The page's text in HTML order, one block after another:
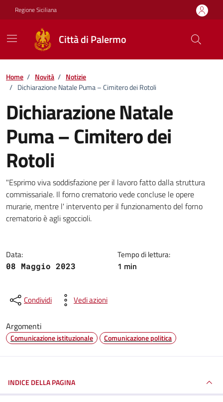
Vai ai contenuti
Vai al footer
Regione Siciliana
Città di Palermo
Home / Novità / Notizie
/ Dichiarazione Natale Puma – Cimitero dei Rotoli
Dichiarazione Natale
Puma – Cimitero dei
Rotoli
Dettagli della notizia
"Esprimo viva soddisfazione per il lavoro fatto dalla struttura
commissariale. Il forno crematorio vede concluse le opere
murarie, mentre l' intervento per il funzionamento del forno
crematorio è agli sgoccioli.
Data:
08 Maggio 2023
Tempo di lettura:
1 min
Condividi Vedi azioni
Argomenti
Comunicazione istituzionale Comunicazione politica
INDICE DELLA PAGINA